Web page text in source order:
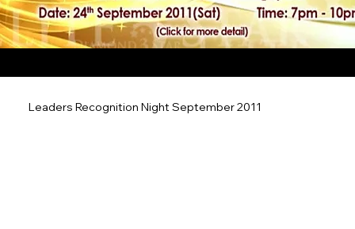
Leaders Recognition Night September 2011